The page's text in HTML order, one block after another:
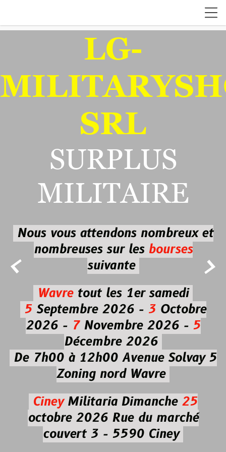
 
LG-
SRL
SURPLUS
MILITAIRE
Nous vous attendons nombreux et
nombreuses sur les bourses
suivante
Wavretout les 1er samedi
5Septembre 2026 - 3Octobre
2026 -7Novembre 2026 - 5
Décembre 2026
De 7h00 à 12h00 Avenue Solvay 5
Zoning nord Wavre
CineyMilitaria Dimanche 25
octobre 2026Rue du marché
couvert 3 - 5590 Ciney